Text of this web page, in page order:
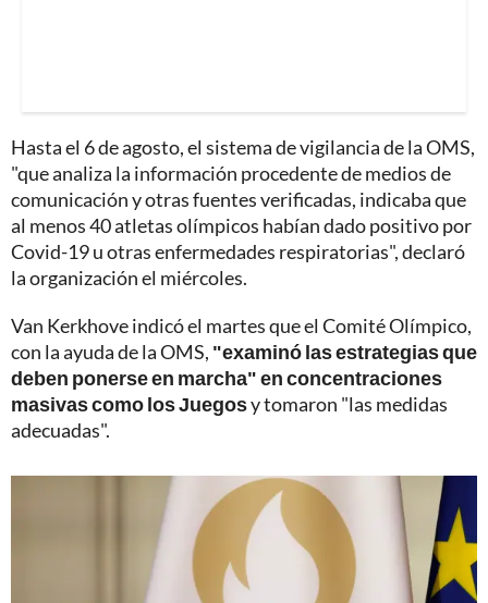
Hasta el 6 de agosto, el sistema de vigilancia de la OMS,
"que analiza la información procedente de medios de
comunicación y otras fuentes verificadas, indicaba que
al menos 40 atletas olímpicos habían dado positivo por
Covid-19 u otras enfermedades respiratorias", declaró
la organización el miércoles.
Van Kerkhove indicó el martes que el Comité Olímpico,
con la ayuda de la OMS, "examinó las estrategias que
deben ponerse en marcha" en concentraciones
masivas como los Juegosy tomaron "las medidas
adecuadas".